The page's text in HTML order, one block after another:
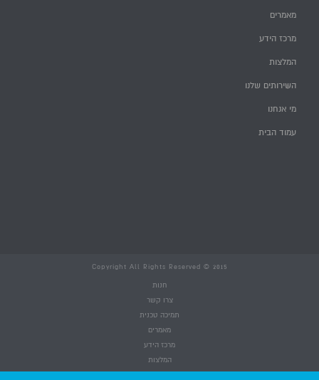
מאמרים
מרכז הידע
המלצות
השירותים שלנו
מי אנחנו
עמוד הבית
Copyright All Rights Reserved © 2015
חנות
צרו קשר
תמיכה טכנית
מאמרים
מרכז הידע
המלצות
השירותים שלנו